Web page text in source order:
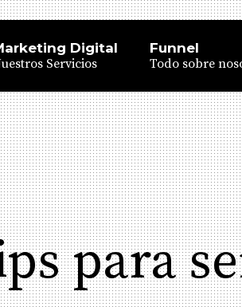
Digital
Servicios
Funnel
Todo sobre
para